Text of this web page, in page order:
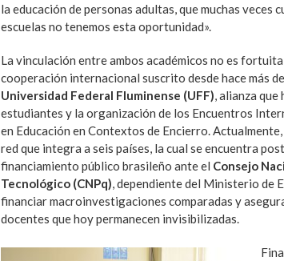
la educación de personas adultas, que muchas veces
escuelas no tenemos esta oportunidad».
La vinculación entre ambos académicos no es
cooperación internacional suscrito desde hace más
Universidad Federal Fluminense (UFF) , alianza
estudiantes y la organización de los Encuentros
en Educación en Contextos de Encierro.
red que integra a seis países, la cual se encuentra
financiamiento público brasileño ante el Consejo
Tecnológico (CNPq) , dependiente del Ministerio de
financiar macroinvestigaciones comparadas y
docentes que hoy permanecen invisibilizadas.